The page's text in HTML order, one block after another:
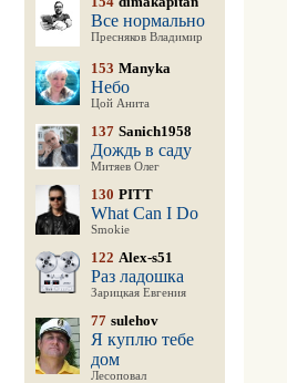
Все нормально
Пресняков Владимир
153 Manyka
Небо
Цой Анита
137 Sanich1958
Дождь в саду
Митяев Олег
130 PITT
What Can I Do
Smokie
122 Alex-s51
Раз ладошка
Зарицкая Евгения
77 sulehov
Я куплю тебе
дом
Лесоповал